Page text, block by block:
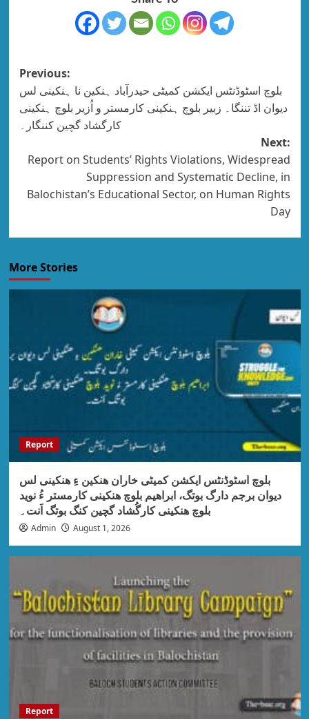
Previous:
بلوچ اسٹوڈنٹس ایکشن کمیٹی حیدرآباد ہنکین نا ہنکینی لس
دیوان اڈ تننگا۔ زبیر بلوچ ہنکینی کارمستر و اُزیر بلوچ ہنکینی
کارگشاد گچین کننگار۔
Next:
Report on Students’ Rights Violations, Widespread
Suppression and Systematic Decline, in
Balochistan’s Educational Sector, on Human Rights
Day
More Stories
Report
بلوچ اسٹوڈنٹس ایکشن کمیٹی خاران ھنکین ءِ ھنکینی لس
دیوان برجم دارگ بوتگ، ابراھیم بلوچ ھنکینی کارمستر ءُ نوید
بلوچ ھنکینی کارگُشاد گچین کنگ بوتگ اَنت۔
Admin August 1, 2026
Report